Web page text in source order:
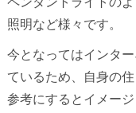
照明など様々です。
今となってはインタ
ているため、自身の
参考にするとイメー